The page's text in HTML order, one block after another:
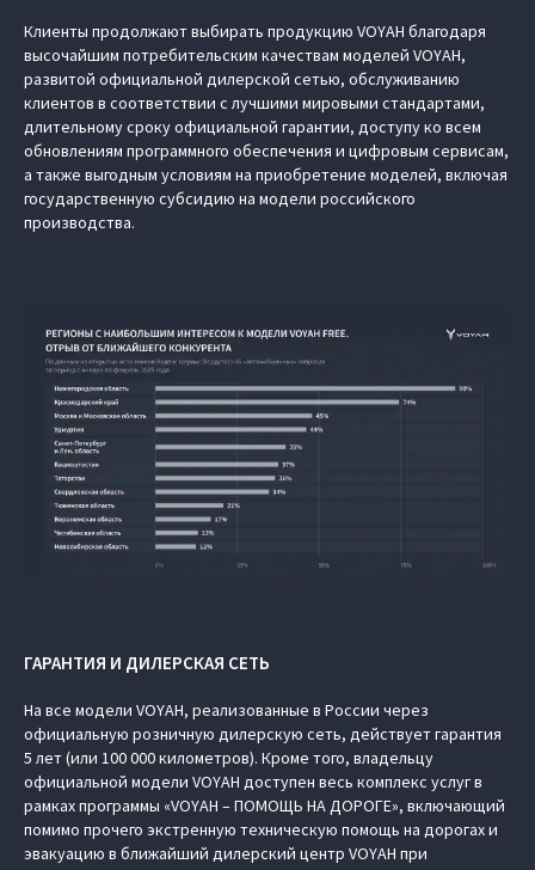
Клиенты продолжают выбирать продукцию VOYAH благодаря
высочайшим потребительским качествам моделей VOYAH,
развитой официальной дилерской сетью, обслуживанию
клиентов в соответствии с лучшими мировыми стандартами,
длительному сроку официальной гарантии, доступу ко всем
обновлениям программного обеспечения и цифровым сервисам,
а также выгодным условиям на приобретение моделей, включая
государственную субсидию на модели российского
производства.
ГАРАНТИЯ И ДИЛЕРСКАЯ СЕТЬ
На все модели VOYAH, реализованные в России через
официальную розничную дилерскую сеть, действует гарантия
5 лет (или 100 000 километров). Кроме того, владельцу
официальной модели VOYAH доступен весь комплекс услуг в
рамках программы «VOYAH – ПОМОЩЬ НА ДОРОГЕ», включающий
помимо прочего экстренную техническую помощь на дорогах и
эвакуацию в ближайший дилерский центр VOYAH при